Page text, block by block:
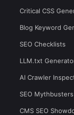
Critical CSS
Blog Keyword
SEO Checklists
LLM.txt
AI Crawler
SEO Mythbusters
CMS SEO